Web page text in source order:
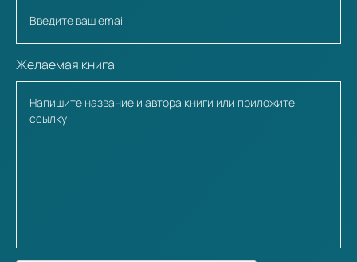
Желаемая книга